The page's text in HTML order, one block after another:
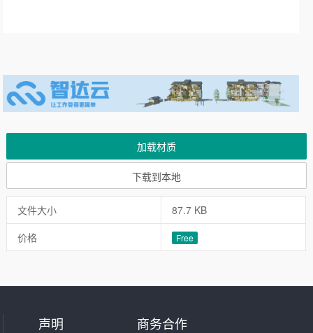
加载材质
下载到本地
文件大小
87.7 KB
价格
Free
声明 商务合作